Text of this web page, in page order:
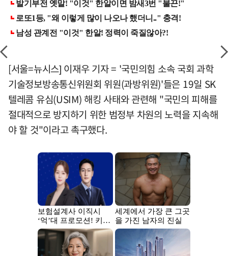
[서울=뉴시스] 이재우 기자 = '국민의힘 소속 국회 과학
기술정보방송통신위원회 위원(과방위원)'들은 19일 SK
텔레콤 유심(USIM) 해킹 사태와 관련해 "국민의 피해를
절대적으로 방지하기 위한 범정부 차원의 노력을 지속해
야 할 것"이라고 촉구했다.